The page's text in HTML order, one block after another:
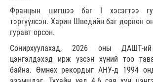
Францын шигшээ баг I хэсэгтээ
тэргүүлсэн. Харин Шведийн баг дөрвөн
гуравт орсон.
Сонирхуулахад, 2026 оны ДАШТ-ий
цэнгэлдэхэд ирж үзсэн хүний тоо
байна. Өмнөх рекордыг АНУ-д 1994